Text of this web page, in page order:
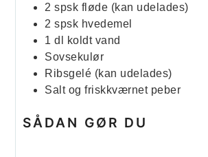
2 spsk fløde (kan udelades)
2 spsk hvedemel
1 dl
koldt vand
Sovsekulør
Ribsgelé (kan udelades)
Salt og friskkværnet peber
SÅDAN GØR DU